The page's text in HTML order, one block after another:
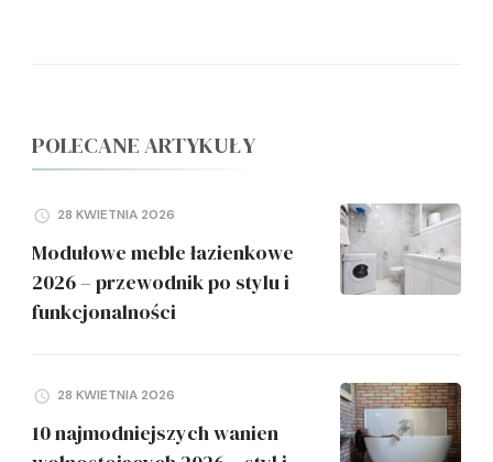
POLECANE ARTYKUŁY
28 KWIETNIA 2026
Modułowe meble łazienkowe
2026 – przewodnik po stylu i
funkcjonalności
28 KWIETNIA 2026
10 najmodniejszych wanien